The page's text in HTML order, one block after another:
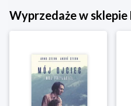
Wyprzedaże w